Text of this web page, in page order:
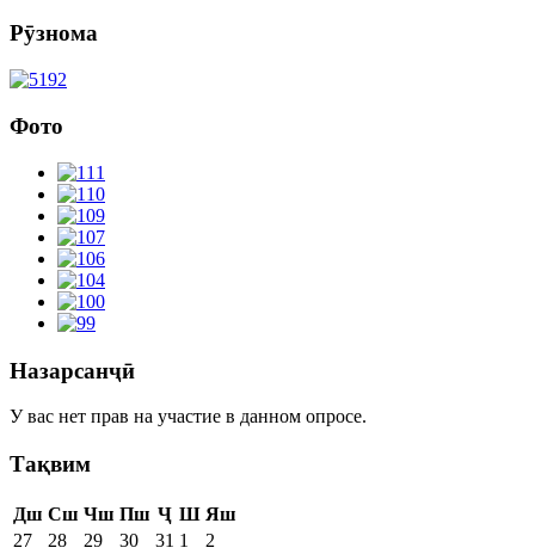
Рӯзнома
Фото
Назарсанҷӣ
У вас нет прав на участие в данном опросе.
Тақвим
Дш Сш Чш Пш Ҷ Ш Яш
27
28 29 30 31 1
2